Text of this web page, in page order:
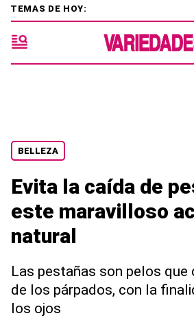
BELLEZA
Evita la caída de
este maravilloso
natural
Las pestañas son pelos que
de los párpados, con la
los ojos
TEMAS DE HOY: